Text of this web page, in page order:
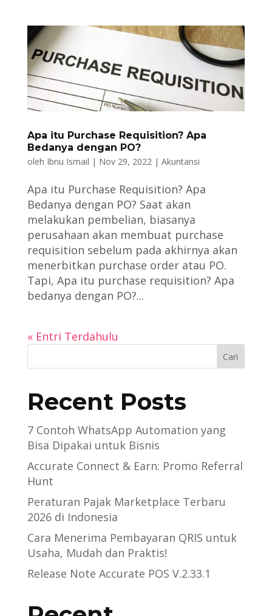
Apa itu Purchase Requisition? Apa
Bedanya dengan PO?
oleh Ibnu Ismail | Nov 29, 2022| Akuntansi
Apa itu Purchase Requisition? Apa
Bedanya dengan PO? Saat akan
melakukan pembelian, biasanya
perusahaan akan membuat purchase
requisition sebelum pada akhirnya akan
menerbitkan purchase order atau PO.
Tapi, Apa itu purchase requisition? Apa
bedanya dengan PO?...
« Entri Terdahulu
Cari
Recent Posts
7 Contoh WhatsApp Automation yang
Bisa Dipakai untuk Bisnis
Accurate Connect & Earn: Promo Referral
Hunt
Peraturan Pajak Marketplace Terbaru
2026 di Indonesia
Cara Menerima Pembayaran QRIS untuk
Usaha, Mudah dan Praktis!
Release Note Accurate POS V.2.33.1